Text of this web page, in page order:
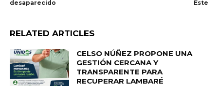
desaparecido
Este
RELATED ARTICLES
CELSO NÚÑEZ PROPONE UNA
GESTIÓN CERCANA Y
TRANSPARENTE PARA
RECUPERAR LAMBARÉ